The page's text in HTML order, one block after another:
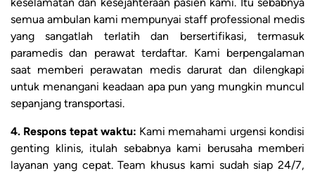
semua ambulan kami mempunyai staff professional medis
yang sangatlah terlatih dan bersertifikasi, termasuk
paramedis dan perawat terdaftar. Kami berpengalaman
saat memberi perawatan medis darurat dan dilengkapi
untuk menangani keadaan apa pun yang mungkin muncul
sepanjang transportasi.
4. Respons tepat waktu: Kami memahami urgensi kondisi
genting klinis, itulah sebabnya kami berusaha memberi
layanan yang cepat. Team khusus kami sudah siap 24/7,